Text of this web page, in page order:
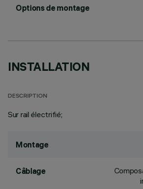
Options de montage
INSTALLATION
DESCRIPTION
Sur rail électrifié;
Montage
Câblage